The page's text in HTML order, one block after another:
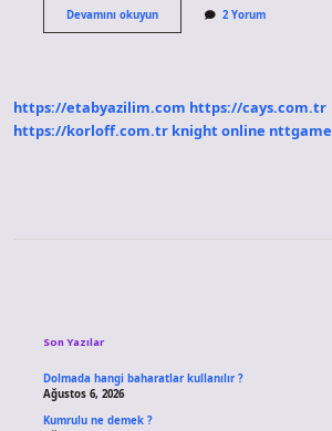
Devamını okuyunDask
Ek
2 Yorum
https://etabyazilim.com https://cays.com.tr
https://korloff.com.tr knight online nttgame
Son Yazılar
Dolmada hangi baharatlar kullanılır ?
Ağustos 6, 2026
Kumrulu ne demek ?